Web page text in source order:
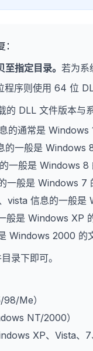
指定目录。 若为系
序则使用 64 位
DLL 文件版本与
的通常是 Windows
一般是 Windows
一般是 Windows 8
一般是 Windows 7
信息的一般是
般是 Windows XP
Windows 2000 的
录下即可。
Me）
NT/2000）
XP、Vista、7